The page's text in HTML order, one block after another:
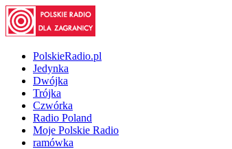
PolskieRadio.pl
Jedynka
Dwójka
Trójka
Czwórka
Radio Poland
Moje Polskie Radio
ramówka